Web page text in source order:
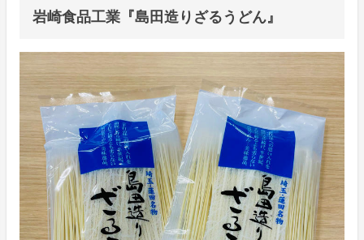
岩崎食品工業『島田造りざるうどん』